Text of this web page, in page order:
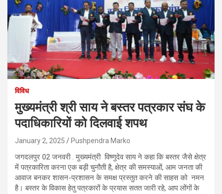
विविध
मुख्यमंत्री श्री साय ने बस्तर पत्रकार संघ के
पदाधिकारियों को दिलवाई शपथ
January 2, 2025 Pushpendra Marko
जगदलपुर 02 जनवरी . मुख्यमंत्री विष्णुदेव साय ने कहा कि बस्तर जैसे क्षेत्र
में पत्रकारिता करना एक बड़ी चुनौती है, क्षेत्र की समस्याओं, आम जनता की
आवाज बनकर शासन-प्रशासन के समक्ष प्रस्तुत करने की साहस को नमन
है। बस्तर के विकास हेतु पत्रकारों के प्रयास सतत जारी रहे, आप लोंगों के